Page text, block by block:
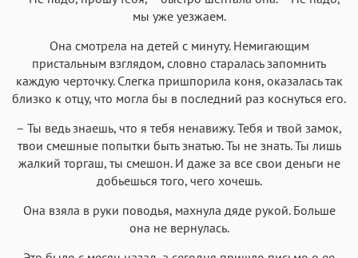
мы уже уезжаем.
Она смотрела на детей с минуту. Немигающим
пристальным взглядом, словно старалась запомнить
каждую черточку. Слегка пришпорила коня, оказалась так
близко к отцу, что могла бы в последний раз коснуться его.
– Ты ведь знаешь, что я тебя ненавижу. Тебя и твой замок,
твои смешные попытки быть знатью. Ты не знать. Ты лишь
жалкий торгаш, ты смешон. И даже за все свои деньги не
добьешься того, чего хочешь.
Она взяла в руки поводья, махнула дяде рукой. Больше
она не вернулась.